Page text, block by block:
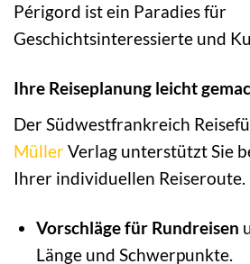
Périgord ist ein Paradies für
Geschichtsinteressierte und
Ihre Reiseplanung leicht
Der Südwestfrankreich
MüllerVerlag unterstützt Sie
Ihrer individuellen
Vorschläge für Rundreisen
Länge und Schwerpunkte.